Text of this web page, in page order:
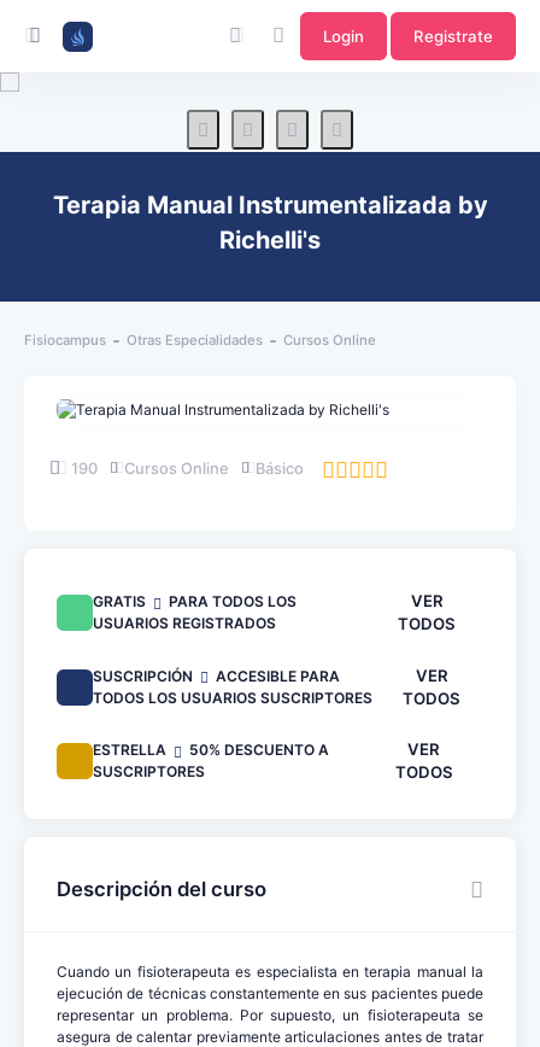
Login Registrate
Terapia Manual Instrumentalizada by
Richelli's
Fisiocampus Otras Especialidades Cursos Online
190 Cursos Online Básico
GRATIS
PARA TODOS LOS
USUARIOS REGISTRADOS
VER
TODOS
SUSCRIPCIÓN
ACCESIBLE PARA
TODOS LOS USUARIOS SUSCRIPTORES
VER
TODOS
ESTRELLA
50% DESCUENTO A
SUSCRIPTORES
VER
TODOS
Descripción del curso
Cuando un fisioterapeuta es especialista en terapia manual la
ejecución de técnicas constantemente en sus pacientes puede
representar un problema. Por supuesto, un fisioterapeuta se
asegura de calentar previamente articulaciones antes de tratar